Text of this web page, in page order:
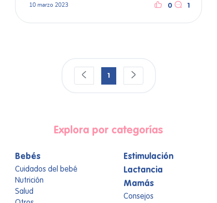
10 marzo 2023 0 1
1
Explora por categorías
Bebés
Cuidados del bebé
Nutrición
Salud
Estimulación
Lactancia
Mamás
Consejos